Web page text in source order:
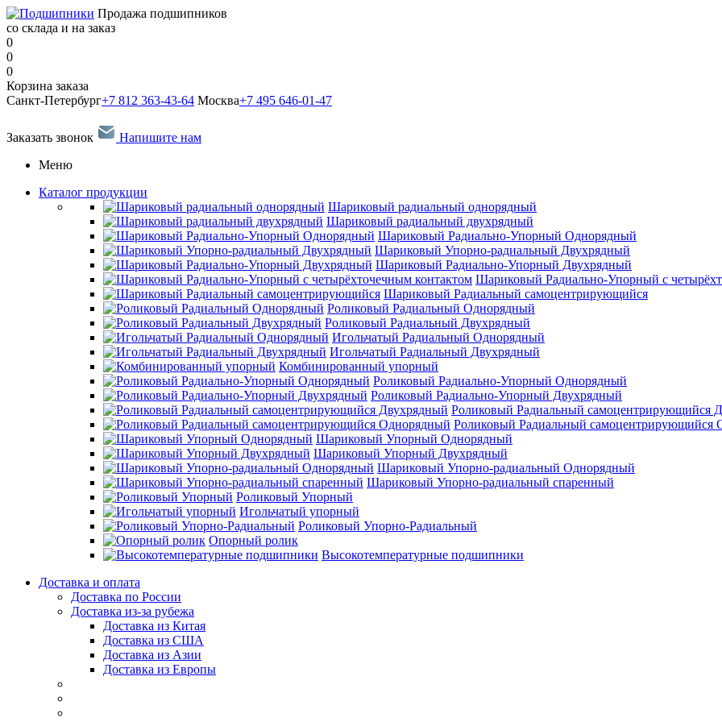
Продажа подшипников
со склада и на заказ
0
0
0
Корзина заказа
Санкт-Петербург+7 812 363-43-64 Москва+7 495 646-01-47
Заказать звонок
Напишите нам
Меню
Каталог продукции
Шариковый радиальный однорядный
Шариковый радиальный двухрядный
Шариковый Радиально-Упорный Однорядный
Шариковый Упорно-радиальный Двухрядный
Шариковый Радиально-Упорный Двухрядный
Шариковый Радиально-Упорный с
Шариковый Радиальный самоцентрирующийся
Роликовый Радиальный Однорядный
Роликовый Радиальный Двухрядный
Игольчатый Радиальный Однорядный
Игольчатый Радиальный Двухрядный
Комбинированный упорный
Роликовый Радиально-Упорный Однорядный
Роликовый Радиально-Упорный Двухрядный
Роликовый Радиальный самоцентрирующийся
Роликовый Радиальный самоцентрирующийся
Шариковый Упорный Однорядный
Шариковый Упорный Двухрядный
Шариковый Упорно-радиальный Однорядный
Шариковый Упорно-радиальный спаренный
Роликовый Упорный
Игольчатый упорный
Роликовый Упорно-Радиальный
Опорный ролик
Высокотемпературные подшипники
Доставка и оплата
Доставка по России
Доставка из-за рубежа
Доставка из Китая
Доставка из США
Доставка из Азии
Доставка из Европы